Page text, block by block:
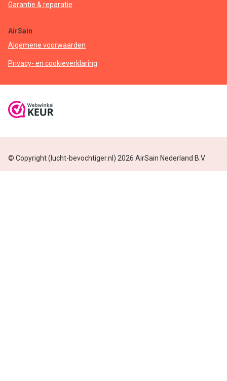
Garantie & reparatie
AirSain
Algemene voorwaarden
Privacy- en cookieverklaring
© Copyright (lucht-bevochtiger.nl) 2026 AirSain Nederland B.V.